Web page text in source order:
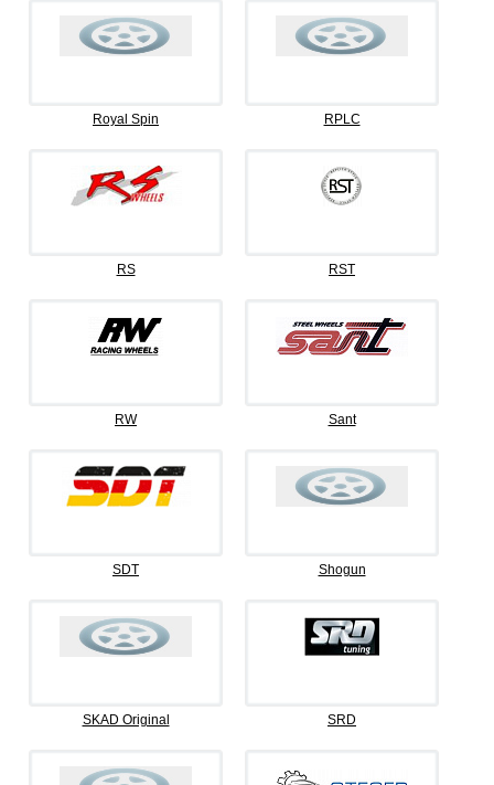
Royal Spin RPLC
RS RST
RW Sant
SDT Shogun
SKAD Original SRD